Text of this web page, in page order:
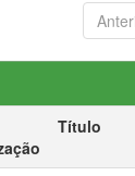
Título